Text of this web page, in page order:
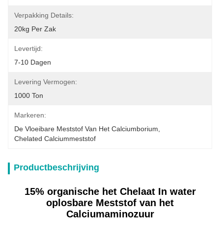
Verpakking Details:
20kg Per Zak
Levertijd:
7-10 Dagen
Levering Vermogen:
1000 Ton
Markeren:
De Vloeibare Meststof Van Het Calciumborium
Chelated Calciummeststof
Productbeschrijving
15% organische het Chelaat In water
oplosbare Meststof van het
Calciumaminozuur